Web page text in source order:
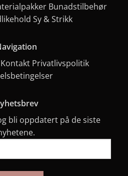
Bunadstilbehør
Sy & Strikk
Kontakt Privatlivspolitik
bli oppdatert på de siste